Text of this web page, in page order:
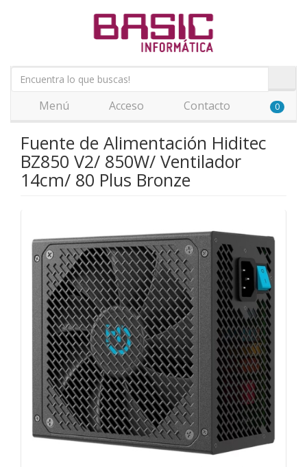
Menú Acceso Contacto 0
Fuente de Alimentación Hiditec
BZ850 V2/ 850W/ Ventilador
14cm/ 80 Plus Bronze